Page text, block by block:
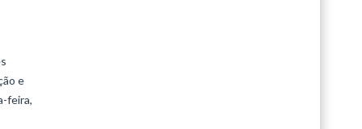
e
feira,